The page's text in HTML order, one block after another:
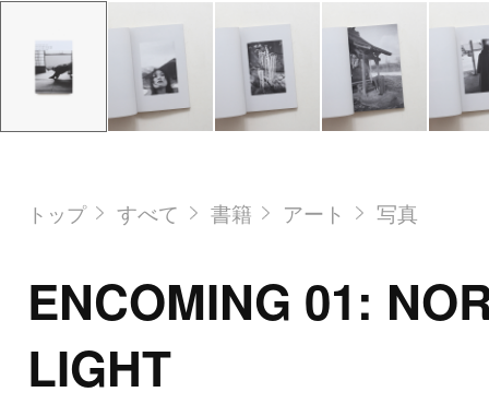
トップ すべて 書籍 アート 写真
ENCOMING 01:
LIGHT